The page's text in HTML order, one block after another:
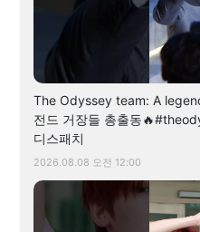
The Odyssey team: A
전드 거장들 총출동
디스패치
2026.08.08 오전 12:00